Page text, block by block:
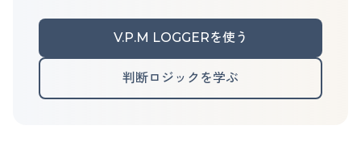
V.P.M LOGGERを使う
判断ロジックを学ぶ